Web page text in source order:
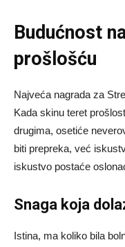
Budućnost
prošlošću
Najveća nagrada za
Kada skinu teret
drugima, osetiće
biti prepreka, već
iskustvo postaće
Snaga koja
Istina, ma koliko bila